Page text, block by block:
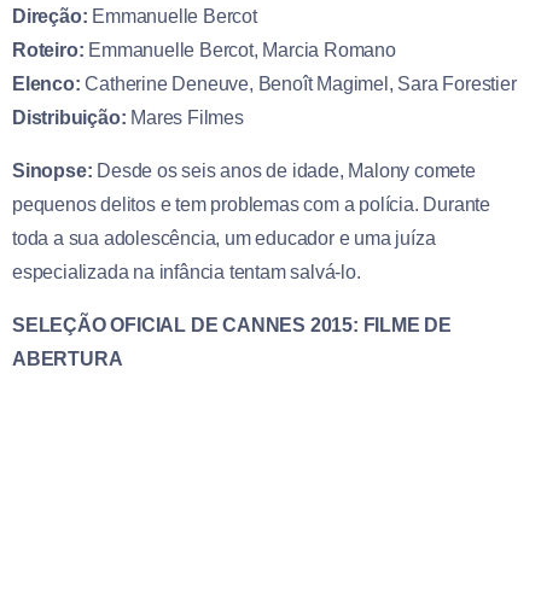
Direção: Emmanuelle Bercot
Roteiro: Emmanuelle Bercot, Marcia Romano
Elenco: Catherine Deneuve, Benoît Magimel, Sara Forestier
Distribuição: Mares Filmes
Sinopse: Desde os seis anos de idade, Malony comete
pequenos delitos e tem problemas com a polícia. Durante
toda a sua adolescência, um educador e uma juíza
especializada na infância tentam salvá-lo.
SELEÇÃO OFICIAL DE CANNES 2015: FILME DE
ABERTURA